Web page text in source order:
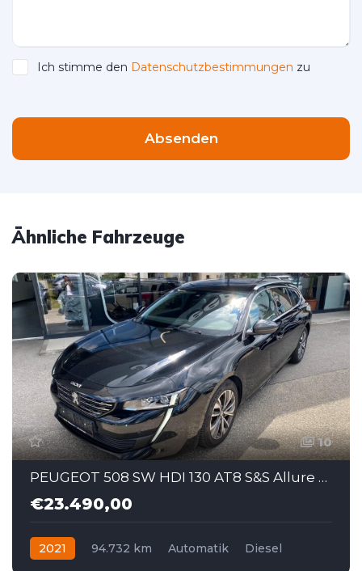
Ich stimme den Datenschutzbestimmungen zu
Please leave this field empty.
Absenden
Ähnliche Fahrzeuge
10
PEUGEOT 508 SW HDI 130 AT8 S&S Allure Pack Autom.
€23.490,00
2021 94.732 km Automatik
Diesel